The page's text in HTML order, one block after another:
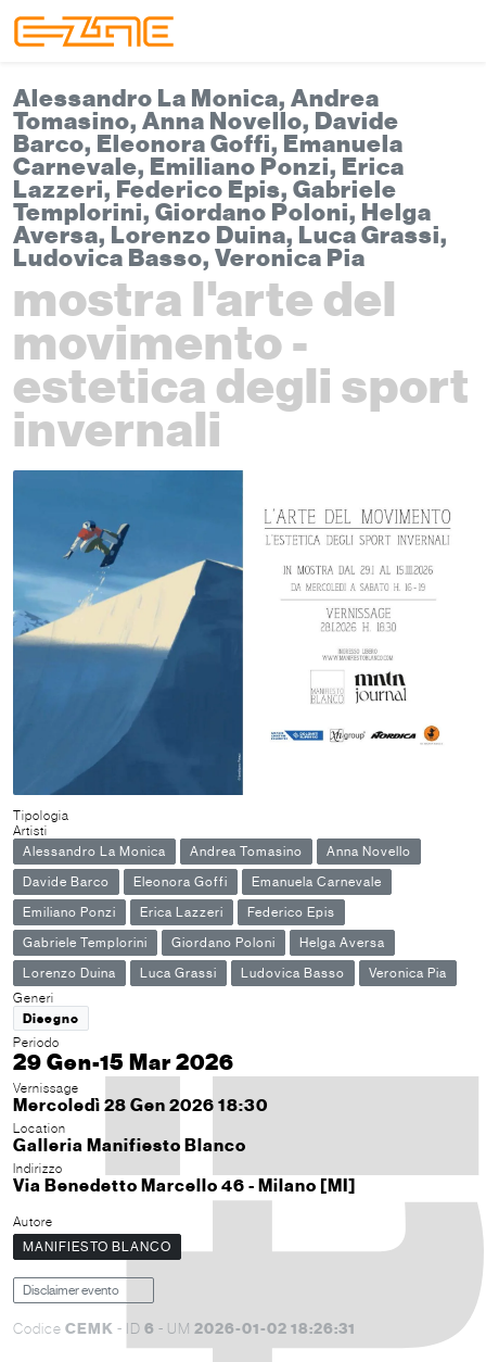
Alessandro La Monica, Andrea
Tomasino, Anna Novello, Davide
Barco, Eleonora Goffi, Emanuela
Carnevale, Emiliano Ponzi, Erica
Lazzeri, Federico Epis, Gabriele
Templorini, Giordano Poloni, Helga
Aversa, Lorenzo Duina, Luca Grassi,
Ludovica Basso, Veronica Pia
mostra l'arte del
movimento -
estetica degli sport
invernali
Tipologia
Artisti
Alessandro La Monica
Andrea Tomasino
Anna Novello
Davide Barco
Eleonora Goffi
Emanuela Carnevale
Emiliano Ponzi
Erica Lazzeri
Federico Epis
Gabriele Templorini
Giordano Poloni
Helga Aversa
Lorenzo Duina
Luca Grassi Ludovica Basso
Veronica Pia
Generi
Disegno
Periodo
29 Gen-15 Mar 2026
Vernissage
Mercoledì 28 Gen 2026 18:30
Location
Galleria Manifiesto Blanco
Indirizzo
Via Benedetto Marcello 46 - Milano [MI]
Autore
MANIFIESTO BLANCO
Disclaimer evento
Codice CEMK - ID 6 - UM 2026-01-02 18:26:31